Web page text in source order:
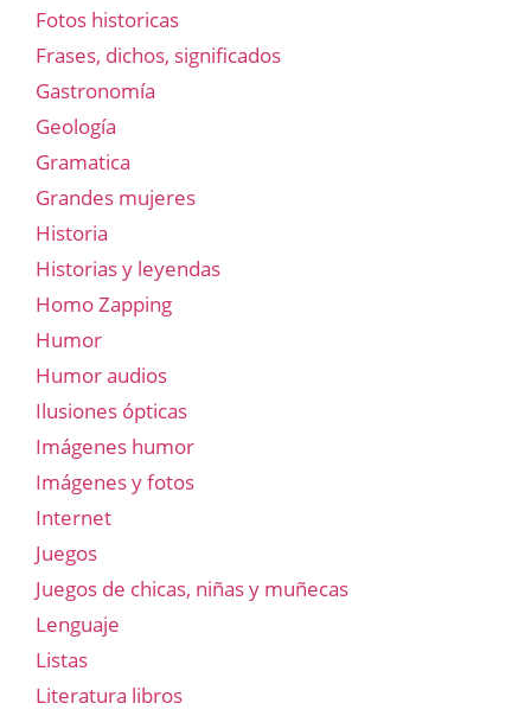
Fotos historicas
Frases, dichos, significados
Gastronomía
Geología
Gramatica
Grandes mujeres
Historia
Historias y leyendas
Homo Zapping
Humor
Humor audios
Ilusiones ópticas
Imágenes humor
Imágenes y fotos
Internet
Juegos
Juegos de chicas, niñas y muñecas
Lenguaje
Listas
Literatura libros